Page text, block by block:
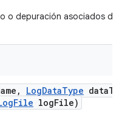
o depuración asociados de
, LogDataType data
File logFile)